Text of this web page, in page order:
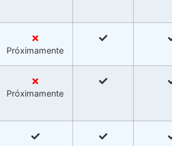
Próximamente
Próximamente